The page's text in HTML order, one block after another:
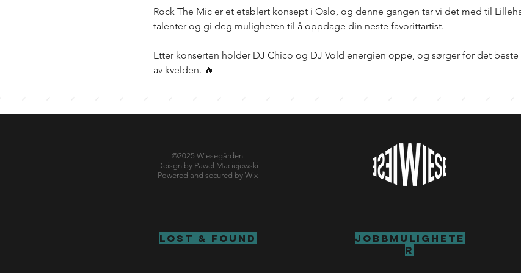
Rock The Mic er et etablert konsept i Oslo, og denne gangen tar vi det med til
talenter og gi deg muligheten til å oppdage din neste favorittartist.
Etter konserten holder DJ Chico og DJ Vold energien oppe, og sørger for det
av kvelden. 🔥
©2025 Wiesegården
Deisgn by Pawel Maciejewski
Powered and secured by Wix
LOST & FOUND
Jobbmulighete
r